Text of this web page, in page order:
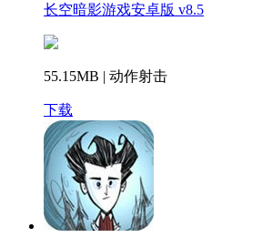
长空暗影游戏安卓版 v8.5
55.15MB | 动作射击
下载